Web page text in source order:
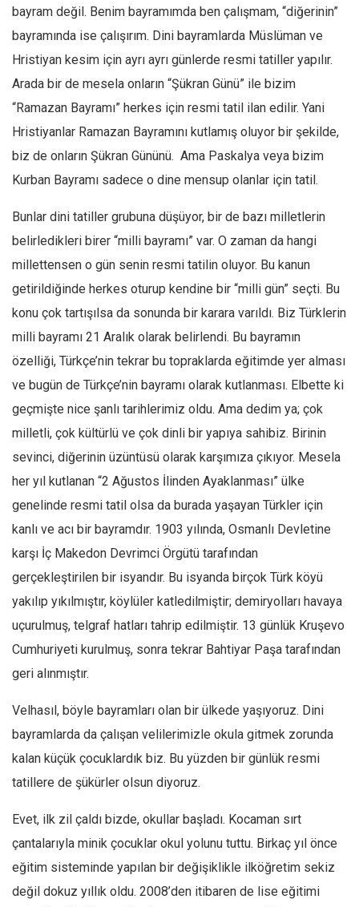
Bu Sayı
Kategoriler
Kültür Sanat
Kitap
Karisi kitap sualleri
7 soruda bu hafta
Ekonomi
Spor
Manzara
Sağlık
Gıda-Beslenme
Hayat
Türkiye
Dünya
Avrupa
Asya
Afrika
İslam Dünyası
Amerika
Avustralya
Tarih
Düşünce
bayram değil. Benim bayramımda ben çalışmam, “diğerinin”
bayramında ise çalışırım. Dini bayramlarda Müslüman ve
Hristiyan kesim için ayrı ayrı günlerde resmi tatiller yapılır.
Arada bir de mesela onların “Şükran Günü” ile bizim
“Ramazan Bayramı” herkes için resmi tatil ilan edilir. Yani
Hristiyanlar Ramazan Bayramını kutlamış oluyor bir şekilde,
biz de onların Şükran Gününü. Ama Paskalya veya bizim
Kurban Bayramı sadece o dine mensup olanlar için tatil.
Bunlar dini tatiller grubuna düşüyor, bir de bazı milletlerin
belirledikleri birer “milli bayramı” var. O zaman da hangi
millettensen o gün senin resmi tatilin oluyor. Bu kanun
getirildiğinde herkes oturup kendine bir “milli gün” seçti. Bu
konu çok tartışılsa da sonunda bir karara varıldı. Biz Türklerin
milli bayramı 21 Aralık olarak belirlendi. Bu bayramın
özelliği, Türkçe’nin tekrar bu topraklarda eğitimde yer alması
ve bugün de Türkçe’nin bayramı olarak kutlanması. Elbette ki
geçmişte nice şanlı tarihlerimiz oldu. Ama dedim ya; çok
milletli, çok kültürlü ve çok dinli bir yapıya sahibiz. Birinin
sevinci, diğerinin üzüntüsü olarak karşımıza çıkıyor. Mesela
her yıl kutlanan “2 Ağustos İlinden Ayaklanması” ülke
genelinde resmi tatil olsa da burada yaşayan Türkler için
kanlı ve acı bir bayramdır. 1903 yılında, Osmanlı Devletine
karşı İç Makedon Devrimci Örgütü tarafından
gerçekleştirilen bir isyandır. Bu isyanda birçok Türk köyü
yakılıp yıkılmıştır, köylüler katledilmiştir; demiryolları havaya
uçurulmuş, telgraf hatları tahrip edilmiştir. 13 günlük Kruşevo
Cumhuriyeti kurulmuş, sonra tekrar Bahtiyar Paşa tarafından
geri alınmıştır.
Velhasıl, böyle bayramları olan bir ülkede yaşıyoruz. Dini
bayramlarda da çalışan velilerimizle okula gitmek zorunda
kalan küçük çocuklardık biz. Bu yüzden bir günlük resmi
tatillere de şükürler olsun diyoruz.
Evet, ilk zil çaldı bizde, okullar başladı. Kocaman sırt
çantalarıyla minik çocuklar okul yolunu tuttu. Birkaç yıl önce
eğitim sisteminde yapılan bir değişiklikle ilköğretim sekiz
değil dokuz yıllık oldu. 2008’den itibaren de lise eğitimi